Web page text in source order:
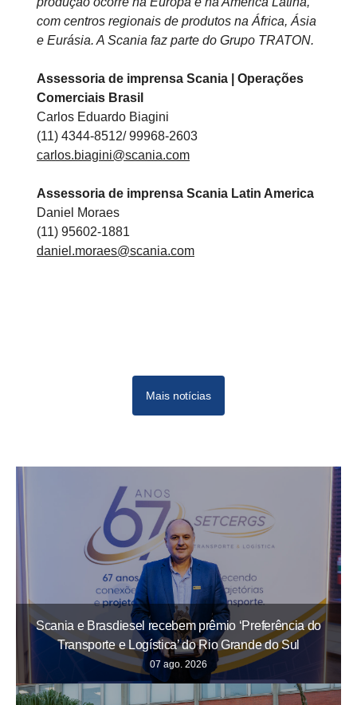
com centros regionais de produtos na África, Ásia
e Eurásia. A Scania faz parte do Grupo TRATON.
Assessoria de imprensa Scania | Operações
Comerciais Brasil
Carlos Eduardo Biagini
(11) 4344-8512/ 99968-2603
carlos.biagini@scania.com
Assessoria de imprensa Scania Latin America
Daniel Moraes
(11) 95602-1881
daniel.moraes@scania.com
Mais notícias
Scania e Brasdiesel recebem prêmio ‘Preferência do
Transporte e Logística’ do Rio Grande do Sul
07 ago. 2026